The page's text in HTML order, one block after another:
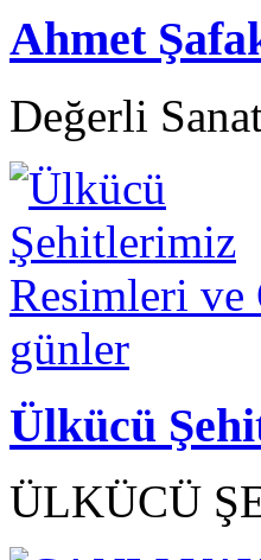
Ahmet
Değerli
Ülkücü
ÜLKÜCÜ